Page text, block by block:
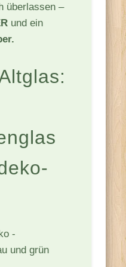
überlassen –
und ein